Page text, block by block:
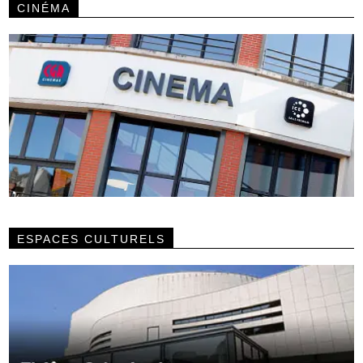
CINÉMA
ESPACES CULTURELS